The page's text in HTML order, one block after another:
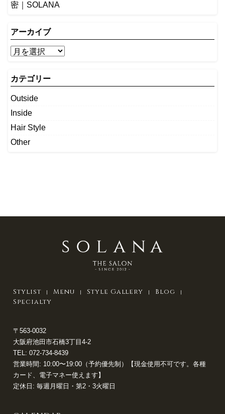
密｜SOLANA
アーカイブ
カテゴリー
Outside
Inside
Hair Style
Other
Stylist Menu Style Gallery
Blog
Specialty
〒563-0032
大阪府池田市石橋3丁目4-2
TEL: 072-734-8439
営業時間: 10:00〜19:00（予約優先制）【現金使用不可です。各種
カード、電子マネー使えます】
定休日: 毎週月曜日・第2・3火曜日